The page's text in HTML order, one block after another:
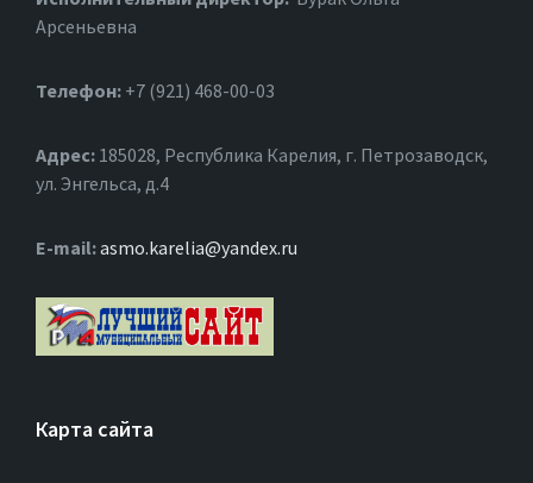
Арсеньевна
Телефон: +7 (921) 468-00-03
Адрес: 185028, Республика Карелия, г. Петрозаводск,
ул. Энгельса, д.4
Е-mail:asmo.karelia@yandex.ru
Карта сайта